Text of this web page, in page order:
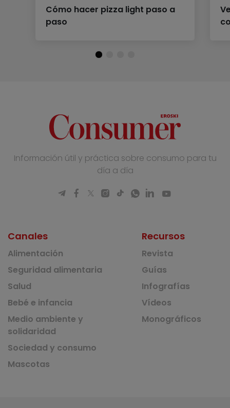
Cómo hacer pizza light paso a
paso
Información útil y práctica sobre consumo para tu
día a día
Canales
Alimentación
Seguridad alimentaria
Salud
Bebé e infancia
Medio ambiente y
solidaridad
Sociedad y consumo
Mascotas
Recursos
Revista
Guías
Infografías
Vídeos
Monográficos